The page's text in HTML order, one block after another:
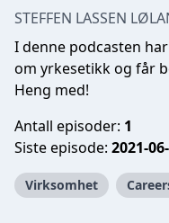
STEFFEN LASSEN
I denne podcasten
om yrkesetikk og får
Heng med!
Antall episoder: 1
Siste episode: 2021-
Virksomhet